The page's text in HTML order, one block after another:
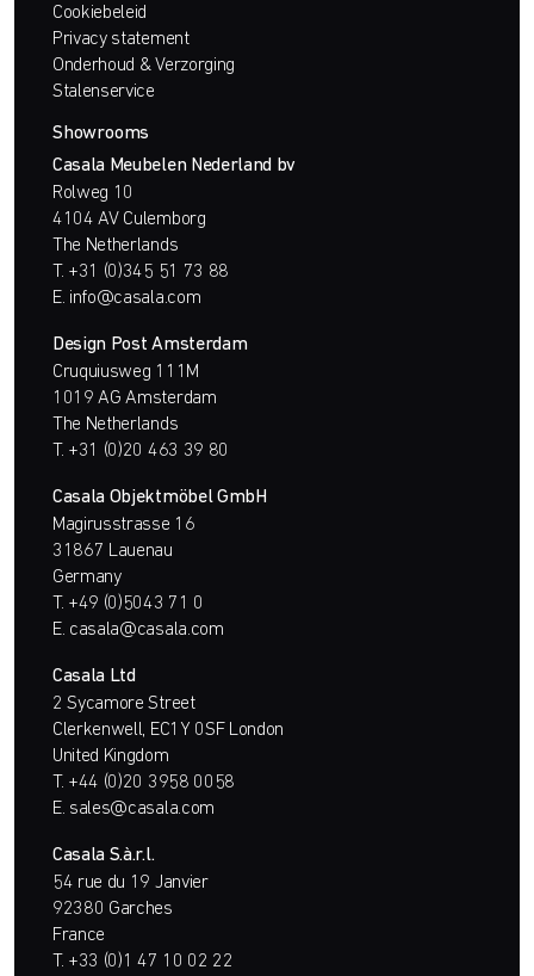
Cookiebeleid
Privacy statement
Onderhoud & Verzorging
Stalenservice
Showrooms
Casala Meubelen Nederland bv
Rolweg 10
4104 AV Culemborg
The Netherlands
T. +31 (0)345 51 73 88
E. info@casala.com
Design Post Amsterdam
Cruquiusweg 111M
1019 AG Amsterdam
The Netherlands
T. +31 (0)20 463 39 80
Casala Objektmöbel GmbH
Magirusstrasse 16
31867 Lauenau
Germany
T. +49 (0)5043 71 0
E. casala@casala.com
Casala Ltd
2 Sycamore Street
Clerkenwell, EC1Y 0SF London
United Kingdom
T. +44 (0)20 3958 0058
E. sales@casala.com
Casala S.à.r.l.
54 rue du 19 Janvier
92380 Garches
France
T. +33 (0)1 47 10 02 22